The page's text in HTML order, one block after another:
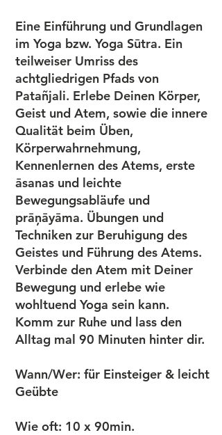
Eine Einführung und Grundlagen
im Yoga bzw. Yoga Sūtra. Ein
teilweiser Umriss des
achtgliedrigen Pfads von
Patañjali. Erlebe Deinen Körper,
Geist und Atem, sowie die innere
Qualität beim Üben,
Körperwahrnehmung,
Kennenlernen des Atems, erste
āsanas und leichte
Bewegungsabläufe und
prāņāyāma. Übungen und
Techniken zur Beruhigung des
Geistes und Führung des Atems.
Verbinde den Atem mit Deiner
Bewegung und erlebe wie
wohltuend Yoga sein kann.
Komm zur Ruhe und lass den
Alltag mal 90 Minuten hinter dir.
Wann/Wer: für Einsteiger & leicht
Geübte
Wie oft: 10 x 90min.